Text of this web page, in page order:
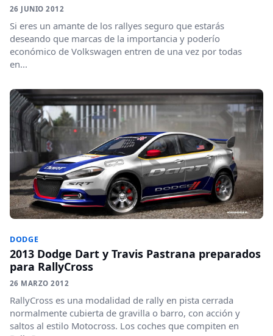
26 JUNIO 2012
Si eres un amante de los rallyes seguro que estarás
deseando que marcas de la importancia y poderío
económico de Volkswagen entren de una vez por todas
en...
DODGE
2013 Dodge Dart y Travis Pastrana preparados
para RallyCross
26 MARZO 2012
RallyCross es una modalidad de rally en pista cerrada
normalmente cubierta de gravilla o barro, con acción y
saltos al estilo Motocross. Los coches que compiten en